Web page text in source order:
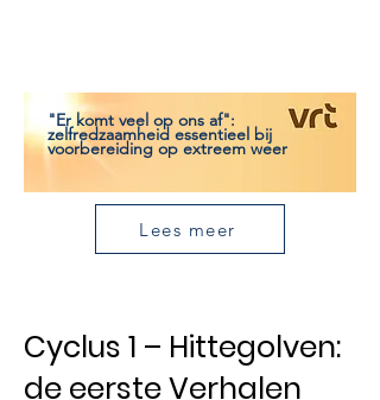
"Er komt veel op ons af":
zelfredzaamheid essentieel bij
voorbereiding op extreem weer
Lees meer
Cyclus 1 – Hittegolven:
de eerste Verhalen